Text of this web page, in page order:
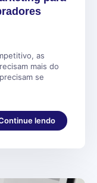
as
mais do
se
lendo